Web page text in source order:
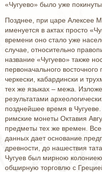
«Чугуево» было уже
Позднее, при царе Алексее
именуется в актах просто
времени оно стало уже
случае, относительно
название «Чугуево» также
первоначального
черкески, кабардински и
тех же языках – межа.
результатами
позднейшее время в
римские монеты Октавия
предметы тех же времен.
данных дает основание
древности, до нашествия
Чугуев был мирною колониею
обширную торговлю с